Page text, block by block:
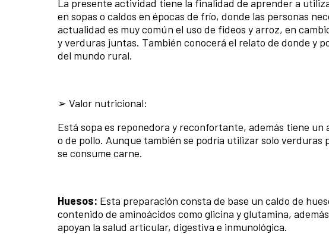
La presente actividad tiene la finalidad de aprender a
en sopas o caldos en épocas de frío, donde las personas
actualidad es muy común el uso de fideos y arroz, en
y verduras juntas. También conocerá el relato de donde y
del mundo rural.
➢ Valor nutricional:
Está sopa es reponedora y reconfortante, además tiene
o de pollo. Aunque también se podría utilizar solo verduras
se consume carne.
Huesos: Esta preparación consta de base un caldo de
contenido de aminoácidos como glicina y glutamina,
apoyan la salud articular, digestiva e inmunológica.